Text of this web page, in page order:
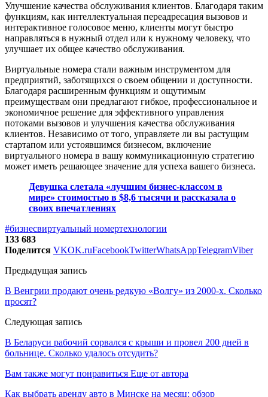
Улучшение качества обслуживания клиентов. Благодаря таким
функциям, как интеллектуальная переадресация вызовов и
интерактивное голосовое меню, клиенты могут быстро
направляться в нужный отдел или к нужному человеку, что
улучшает их общее качество обслуживания.
Виртуальные номера стали важным инструментом для
предприятий, заботящихся о своем общении и доступности.
Благодаря расширенным функциям и ощутимым
преимуществам они предлагают гибкое, профессиональное и
экономичное решение для эффективного управления
потоками вызовов и улучшения качества обслуживания
клиентов. Независимо от того, управляете ли вы растущим
стартапом или устоявшимся бизнесом, включение
виртуального номера в вашу коммуникационную стратегию
может иметь решающее значение для успеха вашего бизнеса.
Девушка слетала «лучшим бизнес-классом в
мире» стоимостью в $8,6 тысячи и рассказала о
своих впечатлениях
#бизнесвиртуальный номертехнологии
133 683
Поделится VKOK.ruFacebookTwitterWhatsAppTelegramViber
Предыдущая запись
В Венгрии продают очень редкую «Волгу» из 2000-х. Сколько
просят?
Следующая запись
В Беларуси рабочий сорвался с крыши и провел 200 дней в
больнице. Сколько удалось отсудить?
Вам также могут понравиться Еще от автора
Как выбрать аренду авто в Минске на месяц: обзор